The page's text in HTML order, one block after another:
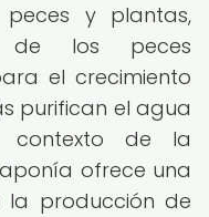
peces y plantas,
de los peces
el crecimiento
purifican el agua
contexto de la
ofrece una
la producción de